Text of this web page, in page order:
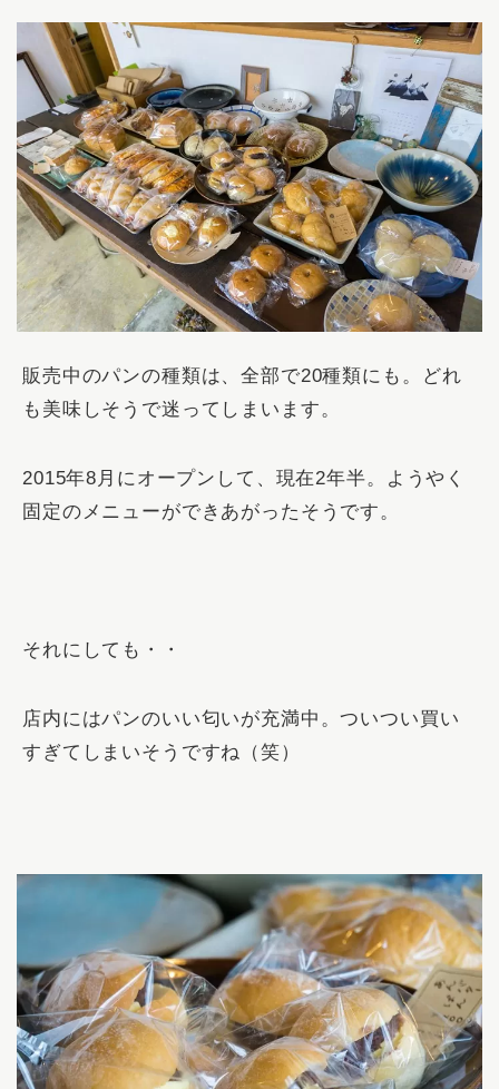
販売中のパンの種類は、全部で20種類にも。
どれ
も美味しそうで迷ってしまいます。
2015年8月にオープンして、現在2年半。ようやく
固定のメニューができあがったそうです。
それにしても・・
店内にはパンのいい匂いが充満中。ついつい買い
すぎてしまいそうですね（笑）